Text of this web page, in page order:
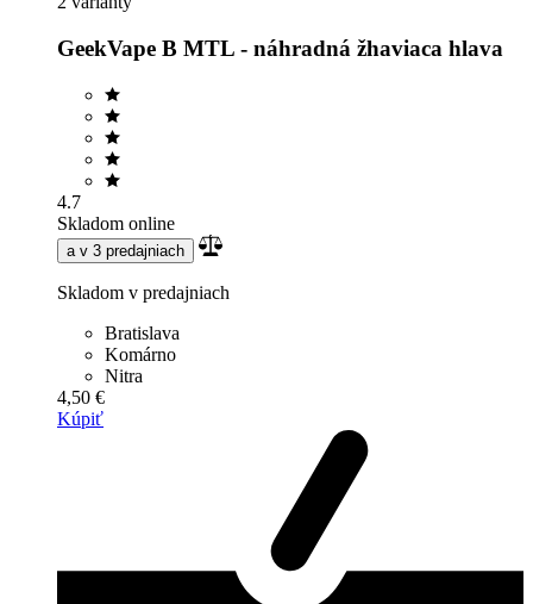
GeekVape B MTL - náhradná žhaviaca hlava
4.7
Skladom online
a v 3 predajniach
Skladom v predajniach
Bratislava
Komárno
Nitra
4,50 €
Kúpiť